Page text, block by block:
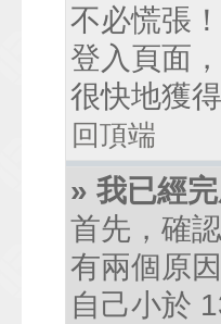
不必慌張
登入頁面
很快地獲
回頂端
» 我已經
首先，確
有兩個原
自己小於